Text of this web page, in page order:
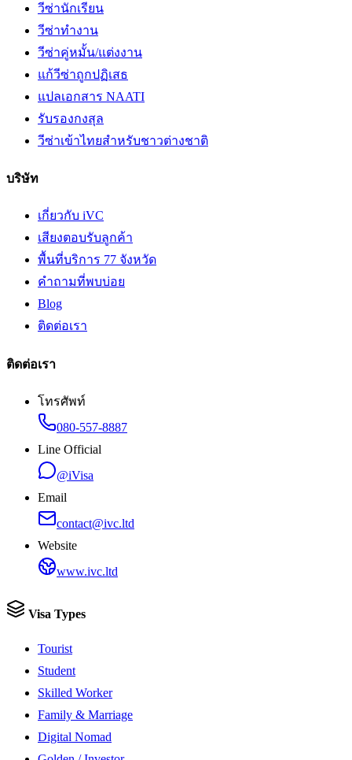
วีซ่านักเรียน
วีซ่าทำงาน
วีซ่าคู่หมั้น/แต่งงาน
แก้วีซ่าถูกปฏิเสธ
แปลเอกสาร NAATI
รับรองกงสุล
วีซ่าเข้าไทยสำหรับชาวต่างชาติ
บริษัท
เกี่ยวกับ iVC
เสียงตอบรับลูกค้า
พื้นที่บริการ 77 จังหวัด
คำถามที่พบบ่อย
Blog
ติดต่อเรา
ติดต่อเรา
โทรศัพท์
080-557-8887
Line Official
@iVisa
Email
contact@ivc.ltd
Website
www.ivc.ltd
Visa Types
Tourist
Student
Skilled Worker
Family & Marriage
Digital Nomad